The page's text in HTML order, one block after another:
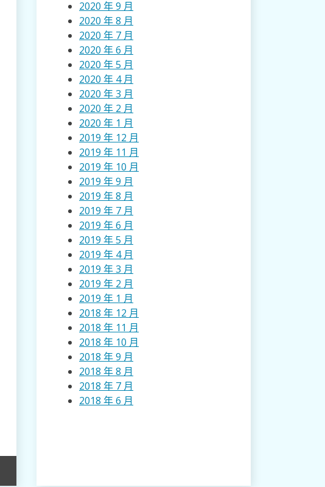
2020 年 9 月
2020 年 8 月
2020 年 7 月
2020 年 6 月
2020 年 5 月
2020 年 4 月
2020 年 3 月
2020 年 2 月
2020 年 1 月
2019 年 12 月
2019 年 11 月
2019 年 10 月
2019 年 9 月
2019 年 8 月
2019 年 7 月
2019 年 6 月
2019 年 5 月
2019 年 4 月
2019 年 3 月
2019 年 2 月
2019 年 1 月
2018 年 12 月
2018 年 11 月
2018 年 10 月
2018 年 9 月
2018 年 8 月
2018 年 7 月
2018 年 6 月